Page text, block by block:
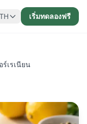
TH เริ่มทดลองฟรี
เรเนียน